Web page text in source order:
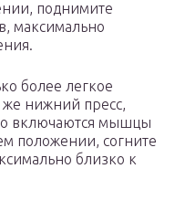
поднимите
максимально
более легкое
нижний пресс,
включаются мышцы
положении, согните
близко к